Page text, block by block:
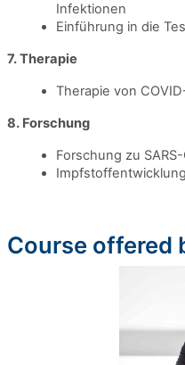
Infektionen
Einführung in die
7. Therapie
Therapie von
8. Forschung
Forschung zu
Impfstoffentwicklung
Course offered